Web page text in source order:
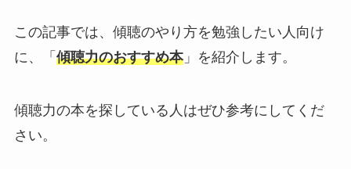
この記事では、傾聴のやり方を勉強したい人向け
に、「 傾聴力のおすすめ本」を紹介します。
傾聴力の本を探している人はぜひ参考にしてくだ
さい。